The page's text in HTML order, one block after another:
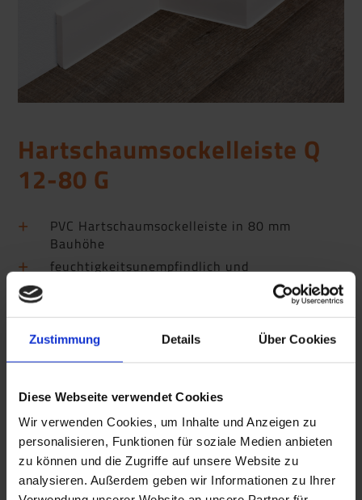
Zustimmung Details Über Cookies
Diese Webseite verwendet Cookies
Wir verwenden Cookies, um Inhalte und Anzeigen zu
personalisieren, Funktionen für soziale Medien anbieten
zu können und die Zugriffe auf unsere Website zu
analysieren. Außerdem geben wir Informationen zu Ihrer
Hartschaumsockelleiste Q
12-80 G
PVC Hartschaumsockelleiste in 80 mm
Bauhöhe
feuchtigkeitsunempfindlich und